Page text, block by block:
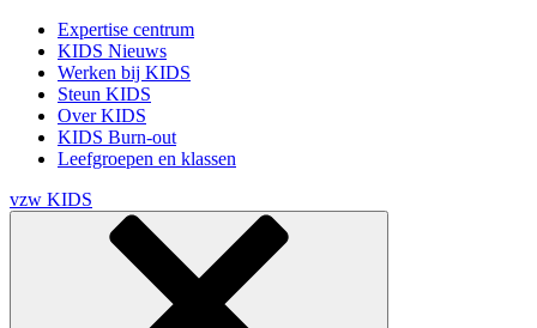
Expertise centrum
KIDS Nieuws
Werken bij KIDS
Steun KIDS
Over KIDS
KIDS Burn-out
Leefgroepen en klassen
vzw KIDS